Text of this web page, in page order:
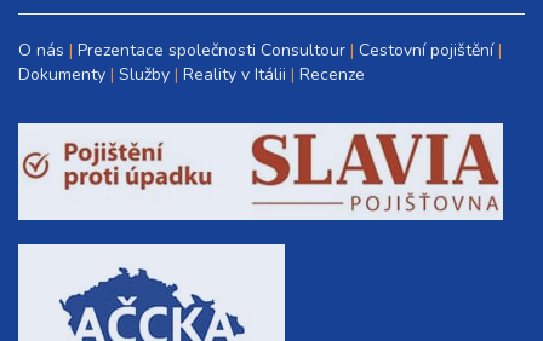
O nás Prezentace společnosti Consultour Cestovní pojištění
Dokumenty Služby Reality v Itálii Recenze